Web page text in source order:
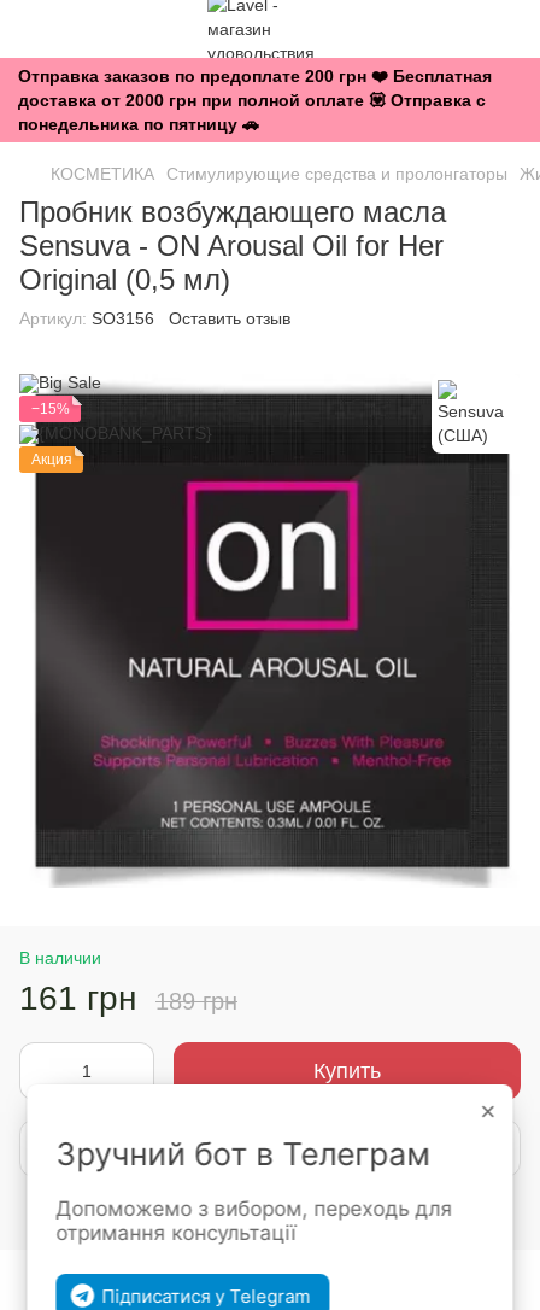
Отправка заказов по предоплате 200 грн ❤️ Бесплатная
доставка от 2000 грн при полной оплате 💟 Отправка с
понедельника по пятницу 🚗
КОСМЕТИКА Стимулирующие средства и пролонгаторы
Пробник возбуждающего масла
Sensuva - ON Arousal Oil for Her
Original (0,5 мл)
Артикул: SO3156 Оставить отзыв
−15%
Акция
В наличии
161 грн 189 грн
Купить
Покупка частями от mono
Войтидля отображения накопительной скидки
В избранное
Зручний бот в Телеграм
Допоможемо з вибором, переходь для
отримання консультації
Підписатися у Telegram
×